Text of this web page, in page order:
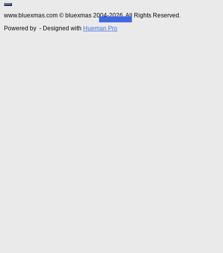
www.bluexmas.com © bluexmas 2004-2026. All Rights Reserved.
Powered by - Designed with Hueman Pro